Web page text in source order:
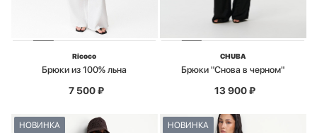
Ricoco
Брюки из 100% льна
7 500₽
CHUBA
Брюки "Снова в черном"
13 900₽
НОВИНКА НОВИНКА